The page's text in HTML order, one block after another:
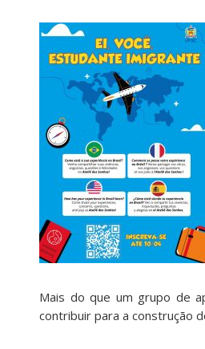
Mais do que um grupo de
contribuir para a construção